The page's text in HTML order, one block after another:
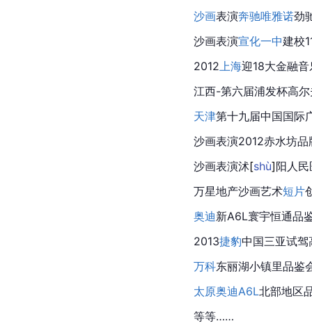
沙画表演奔驰唯雅诺劲
沙画表演宣化一中建校
2012 上海迎18大金融
江西-第六届浦发杯高
天津第十九届中国国际
沙画表演2012赤水坊
沙画表演沭[shù]阳人
万星地产沙画艺术短片
奥迪新A6L寰宇恒通品
2013捷豹中国三亚试
万科东丽湖小镇里品鉴
太原奥迪A6L北部地区
等等……